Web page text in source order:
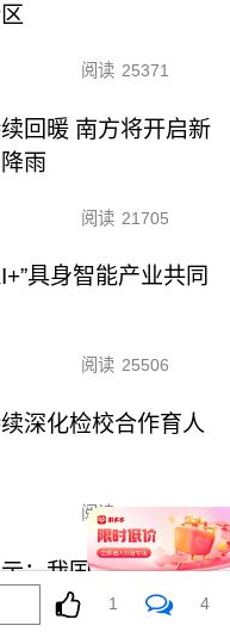
阅读 25371
回暖 南方将开启新
雨
阅读 21705
具身智能产业共同
阅读 25506
深化检校合作育人
阅读 22121
：我国经济社会绿
1 4